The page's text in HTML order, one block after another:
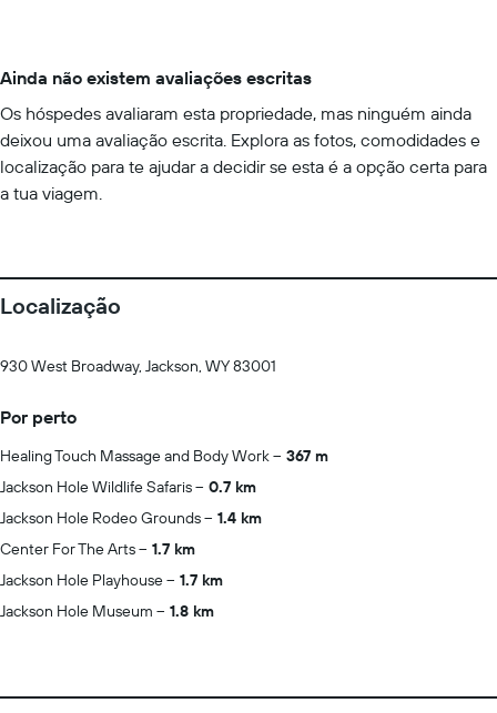
Ainda não existem avaliações escritas
Os hóspedes avaliaram esta propriedade, mas ninguém ainda
deixou uma avaliação escrita. Explora as fotos, comodidades e
localização para te ajudar a decidir se esta é a opção certa para
a tua viagem.
Localização
930 West Broadway, Jackson, WY 83001
Por perto
Healing Touch Massage and Body Work
367 m
Jackson Hole Wildlife Safaris
0.7 km
Jackson Hole Rodeo Grounds
1.4 km
Center For The Arts
1.7 km
Jackson Hole Playhouse
1.7 km
Jackson Hole Museum
1.8 km